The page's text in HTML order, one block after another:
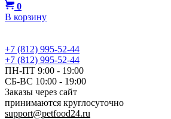
0
В корзину
+7 (812) 995-52-44
+7 (812) 995-52-44
ПН-ПТ 9:00 - 19:00
СБ-ВС 10:00 - 19:00
Заказы через сайт
принимаются круглосуточно
support@petfood24.ru